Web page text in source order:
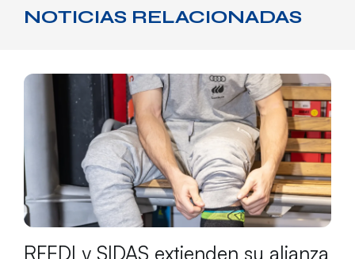
NOTICIAS RELACIONADAS
RFEDI y SIDAS extienden su alianza